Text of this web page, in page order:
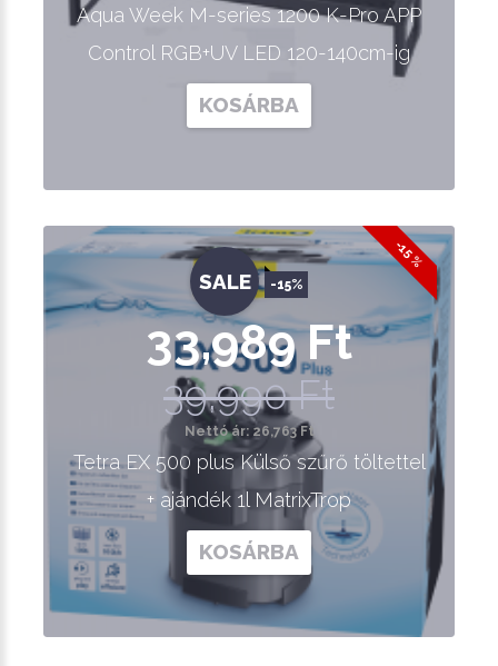
Aqua Week M-series 1200 K-Pro APP
Control RGB+UV LED 120-140cm-ig
KOSÁRBA
-15 %
SALE -15%
33,989 Ft
39,990 Ft
Nettó ár: 26,763 Ft
Tetra EX 500 plus Külső szűrő töltettel
+ ajándék 1l MatrixTrop
KOSÁRBA